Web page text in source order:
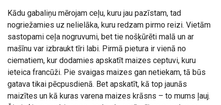
Kādu gabaliņu mērojam ceļu, kuru jau pazīstam, tad
nogriežamies uz nelielāka, kuru redzam pirmo reizi. Vietām
sastopami ceļa nogruvumi, bet tie nošķūrēti malā un ar
mašīnu var izbraukt tīri labi. Pirmā pietura ir vienā no
ciematiem, kur dodamies apskatīt maizes ceptuvi, kuru
ieteica francūži. Pie svaigas maizes gan netiekam, tā būs
gatava tikai pēcpusdienā. Bet apskatīt, kā top jaunās
maizītes un kā kuras varena maizes krāsns – to mums ļauj.